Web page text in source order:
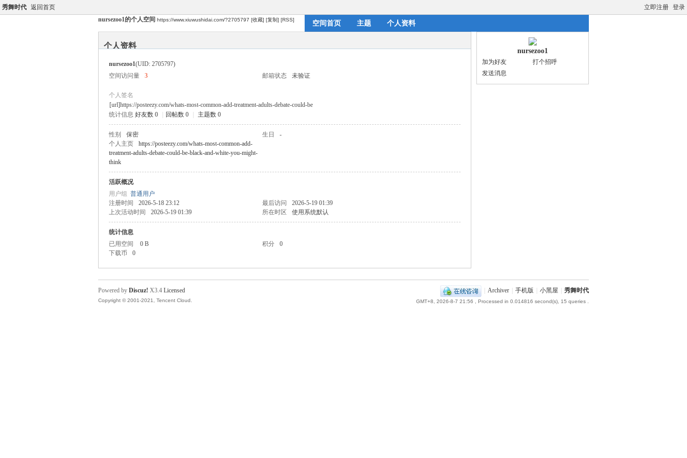
立即注册 登录
秀舞时代 返回首页
nursezoo1的个人空间 https://www.xiuwushidai.com/?2705797 [收藏] [复制] [RSS] 空间首页 主题 个人资料
个人资料
nursezoo1(UID: 2705797)
空间访问量
3 邮箱状态 未验证
个人签名
[url]https://posteezy.com/whats-most-common-add-treatment-adults-debate-could-be
统计信息 好友数 0 回帖数 0 主题数 0
性别 保密 生日
-
个人主页
https://posteezy.com/whats-most-common-add-
treatment-adults-debate-could-be-black-and-white-you-might-
think
活跃概况
用户组 普通用户
注册时间
2026-5-18 23:12 最后访问
2026-5-19 01:39
上次活动时间
2026-5-19 01:39 所在时区 使用系统默认
统计信息
已用空间
0 B 积分
0
下载币
0
nursezoo1
加为好友
打个招呼
发送消息
Archiver 手机版 小黑屋 秀舞时代
GMT+8, 2026-8-7 21:56 , Processed in 0.014816 second(s), 15 queries .
Powered by Discuz! X3.4 Licensed
Copyright © 2001-2021, Tencent Cloud.